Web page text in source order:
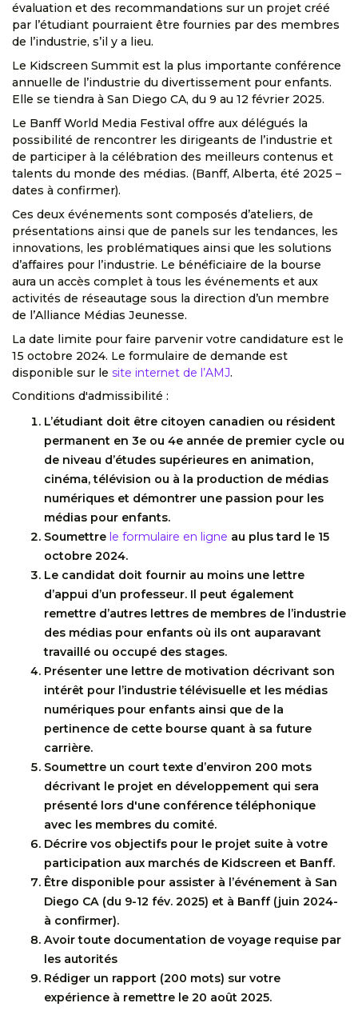
évaluation et des recommandations sur un projet créé
par l’étudiant pourraient être fournies par des membres
de l’industrie, s’il y a lieu.
Le Kidscreen Summit est la plus importante conférence
annuelle de l’industrie du divertissement pour enfants.
Elle se tiendra à San Diego CA, du 9 au 12 février 2025.
Le Banff World Media Festival offre aux délégués la
possibilité de rencontrer les dirigeants de l’industrie et
de participer à la célébration des meilleurs contenus et
talents du monde des médias. (Banff, Alberta, été 2025 –
dates à confirmer).
Ces deux événements sont composés d’ateliers, de
présentations ainsi que de panels sur les tendances, les
innovations, les problématiques ainsi que les solutions
d’affaires pour l’industrie. Le bénéficiaire de la bourse
aura un accès complet à tous les événements et aux
activités de réseautage sous la direction d’un membre
de l’Alliance Médias Jeunesse.
La date limite pour faire parvenir votre candidature est le
15 octobre 2024. Le formulaire de demande est
disponible sur le site internet de l’AMJ.
Conditions d'admissibilité :
L’étudiant doit être citoyen canadien ou résident
permanent en 3e ou 4e année de premier cycle ou
de niveau d’études supérieures en animation,
cinéma, télévision ou à la production de médias
numériques et démontrer une passion pour les
médias pour enfants.
Soumettre le formulaire en ligne au plus tard le 15
octobre 2024.
Le candidat doit fournir au moins une lettre
d’appui d’un professeur. Il peut également
remettre d’autres lettres de membres de l’industrie
des médias pour enfants où ils ont auparavant
travaillé ou occupé des stages.
Présenter une lettre de motivation décrivant son
intérêt pour l’industrie télévisuelle et les médias
numériques pour enfants ainsi que de la
pertinence de cette bourse quant à sa future
carrière.
Soumettre un court texte d’environ 200 mots
décrivant le projet en développement qui sera
présenté lors d'une conférence téléphonique
avec les membres du comité.
Décrire vos objectifs pour le projet suite à votre
participation aux marchés de Kidscreen et Banff.
Être disponible pour assister à l’événement à San
Diego CA (du 9-12 fév. 2025) et à Banff (juin 2024-
à confirmer).
Avoir toute documentation de voyage requise par
les autorités
Rédiger un rapport (200 mots) sur votre
expérience à remettre le 20 août 2025.